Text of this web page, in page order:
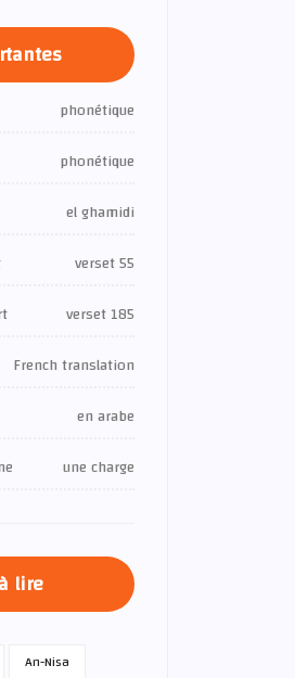
phonétique
phonétique
el ghamidi
verset 55
verset 185
French translation
en arabe
une charge
lire
An-Nisa